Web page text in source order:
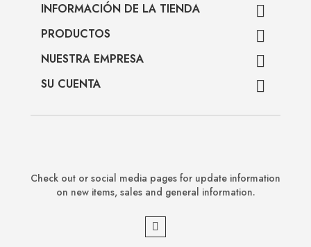
INFORMACIÓN DE LA TIENDA 
PRODUCTOS 
NUESTRA EMPRESA 
SU CUENTA 
Check out or social media pages for update information
on new items, sales and general information.